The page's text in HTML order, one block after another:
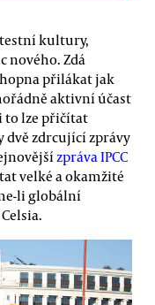
kultury,
nového. Zdá
přilákat jak
aktivní účast
to lze přičítat
dvě zdrcující zprávy
zpráva IPCC
velké a okamžité
li globální